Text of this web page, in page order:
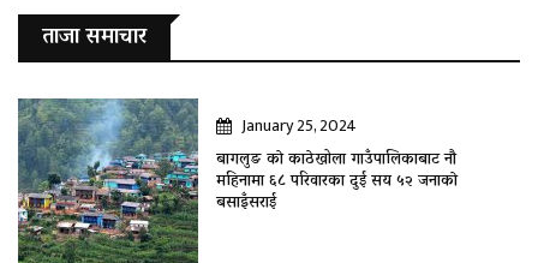
ताजा समाचार
January 25, 2024
बागलुङ काे काठेखोला गाउँपालिकाबाट नौ
महिनामा ६८ परिवारका दुई सय ५२ जनाकाे
बसाइँसराई